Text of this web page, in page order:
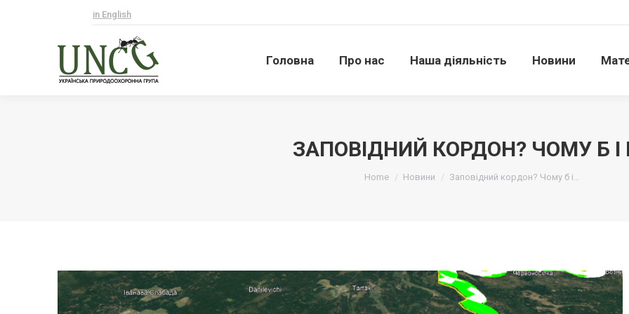
in English
Головна Про нас Наша діяльність Новини
ЗАПОВІДНИЙ КОРДОН? ЧОМУ Б І
Home Новини Заповідний кордон? Чому б і…
Головна Про нас Наша діяльність Новини